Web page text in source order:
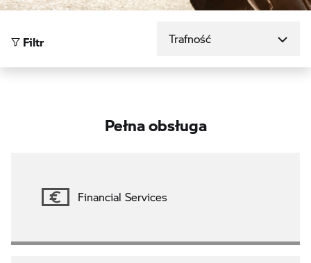
Filtr
Pełna obsługa
Financial Services